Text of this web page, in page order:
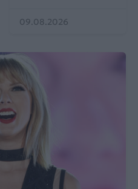
09.08.2026